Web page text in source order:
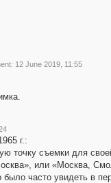
12 June 2019, 11:55
г.:
точку съемки для
или «Москва,
часто увидеть в